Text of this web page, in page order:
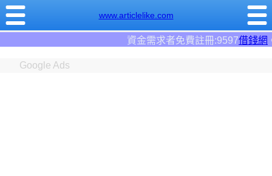
www.articlelike.com
資金需求者免費註冊:9597借錢網。全台前三大借錢
Google Ads